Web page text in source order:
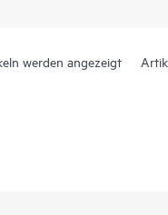
werden angezeigt